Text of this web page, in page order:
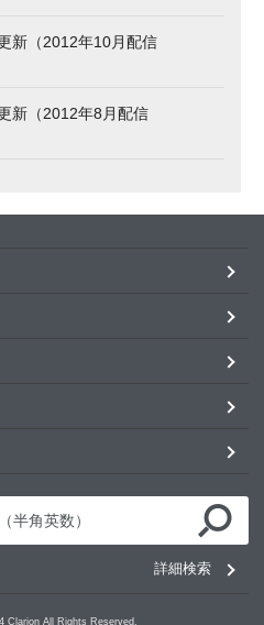
新（2012年10月配信
新（2012年8月配信
詳細検索
Clarion All Rights Reserved.